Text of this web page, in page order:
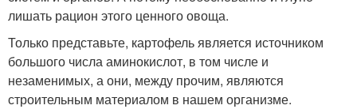
лишать рацион этого ценного овоща.
Только представьте, картофель является источником
большого числа аминокислот, в том числе и
незаменимых, а они, между прочим, являются
строительным материалом в нашем организме.